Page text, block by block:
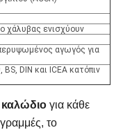
χάλυβας ενισχύουν
αγωγός για
DIN και ICEA κατόπιν
καλώδιογια κάθε
το